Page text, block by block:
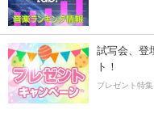
試写会、登
ト！
プレゼント特集